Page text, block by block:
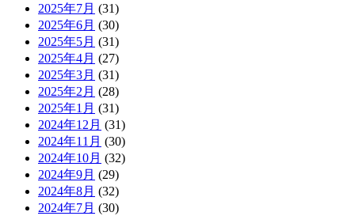
2025年7月 (31)
2025年6月 (30)
2025年5月 (31)
2025年4月 (27)
2025年3月 (31)
2025年2月 (28)
2025年1月 (31)
2024年12月 (31)
2024年11月 (30)
2024年10月 (32)
2024年9月 (29)
2024年8月 (32)
2024年7月 (30)